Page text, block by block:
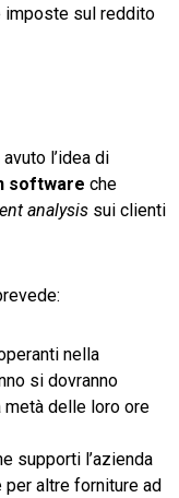
imposte sul reddito
l’idea di
software che
analysis sui clienti
nella
si dovranno
metà delle loro ore
supporti l’azienda
altre forniture ad